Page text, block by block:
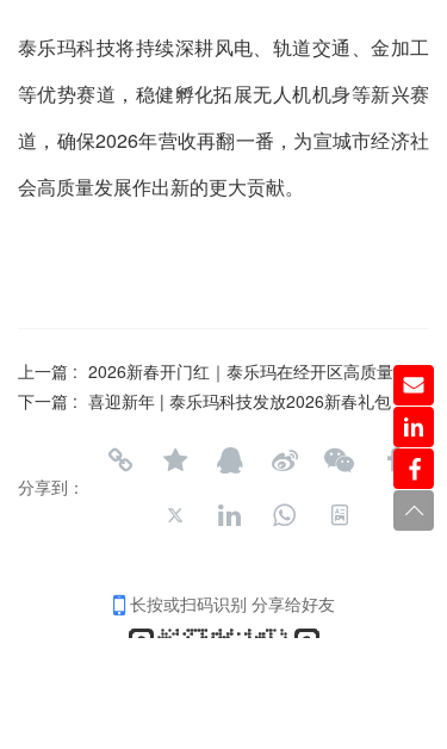
泰乐玛科技将持续深耕风电、轨道交通、金加工
等优势赛道，稳健孵化拓展无人机机身等新兴赛
道，确保2026年营收再翻一番，为宣城市经济社
会高质量发展作出新的更大贡献。
上一篇 : 2026新春开门红｜泰乐玛在经开区高质量发展大会摘取殊荣
下一篇 : 喜迎新年 | 泰乐玛科技发放2026新春礼包
分享到：
长按或扫码识别 分享给好友